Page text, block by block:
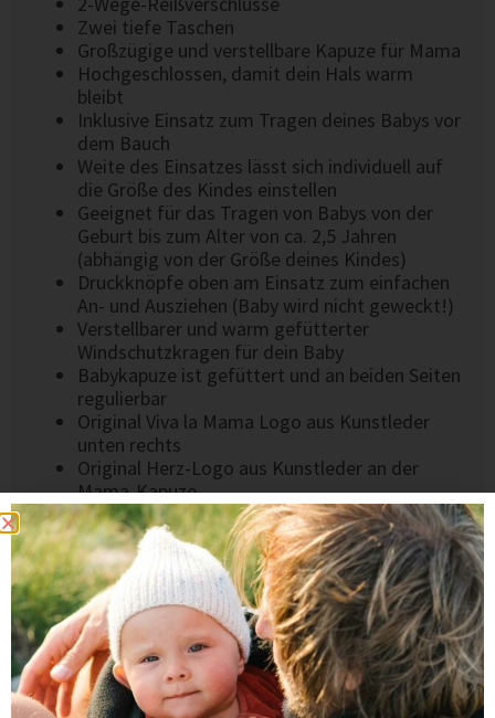
Zwei tiefe Taschen
Großzügige und verstellbare Kapuze für Mama
Hochgeschlossen, damit dein Hals warm
bleibt
Inklusive Einsatz zum Tragen deines Babys vor
dem Bauch
Weite des Einsatzes lässt sich individuell auf
die Größe des Kindes einstellen
Geeignet für das Tragen von Babys von der
Geburt bis zum Alter von ca. 2,5 Jahren
(abhängig von der Größe deines Kindes)
Druckknöpfe oben am Einsatz zum einfachen
An- und Ausziehen (Baby wird nicht geweckt!)
Verstellbarer und warm gefütterter
Windschutzkragen für dein Baby
Babykapuze ist gefüttert und an beiden Seiten
regulierbar
Original Viva la Mama Logo aus Kunstleder
unten rechts
Original Herz-Logo aus Kunstleder an der
Mama-Kapuze
Hochwertige verarbeitet
Handgenäht mit
in einer kleinen Näherei in
der EU
TIPP
Du überlegst noch, ob sich die Investition lohnt? In
unseremWinter-Blogbeitragerfährst du die
Vorteile unserer Umstandsjacken & Tragejacke für